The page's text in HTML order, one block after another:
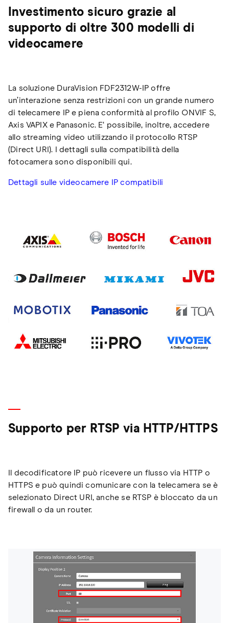
Investimento sicuro grazie al
supporto di oltre 300 modelli di
videocamere
La soluzione DuraVision FDF2312W-IP offre
un’interazione senza restrizioni con un grande numero
di telecamere IP e piena conformità al profilo ONVIF S,
Axis VAPIX e Panasonic. E‘ possibile, inoltre, accedere
allo streaming video utilizzando il protocollo RTSP
(Direct URI). I dettagli sulla compatibilità della
fotocamera sono disponibili qui.
Dettagli sulle videocamere IP compatibili
Supporto per RTSP via HTTP/HTTPS
Il decodificatore IP può ricevere un flusso via HTTP o
HTTPS e può quindi comunicare con la telecamera se è
selezionato Direct URI, anche se RTSP è bloccato da un
firewall o da un router.